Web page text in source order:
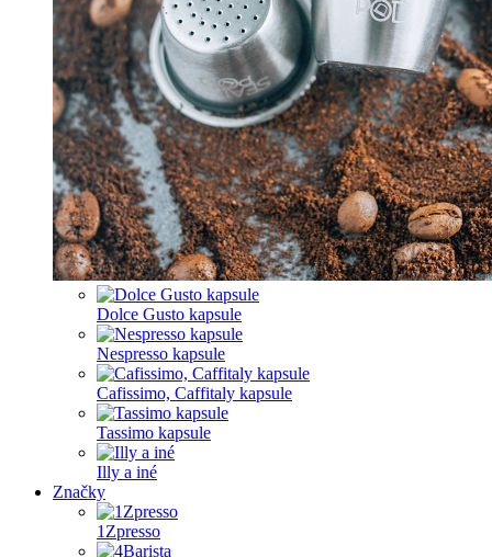
Dolce Gusto kapsule
Nespresso kapsule
Cafissimo, Caffitaly kapsule
Tassimo kapsule
Illy a iné
Značky
1Zpresso